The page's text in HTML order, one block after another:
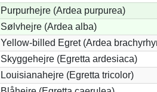
Purpurhejre (Ardea purpurea)
Sølvhejre (Ardea alba)
Yellow-billed Egret (Ardea
Skyggehejre (Egretta ardesiaca)
Louisianahejre (Egretta tricolor)